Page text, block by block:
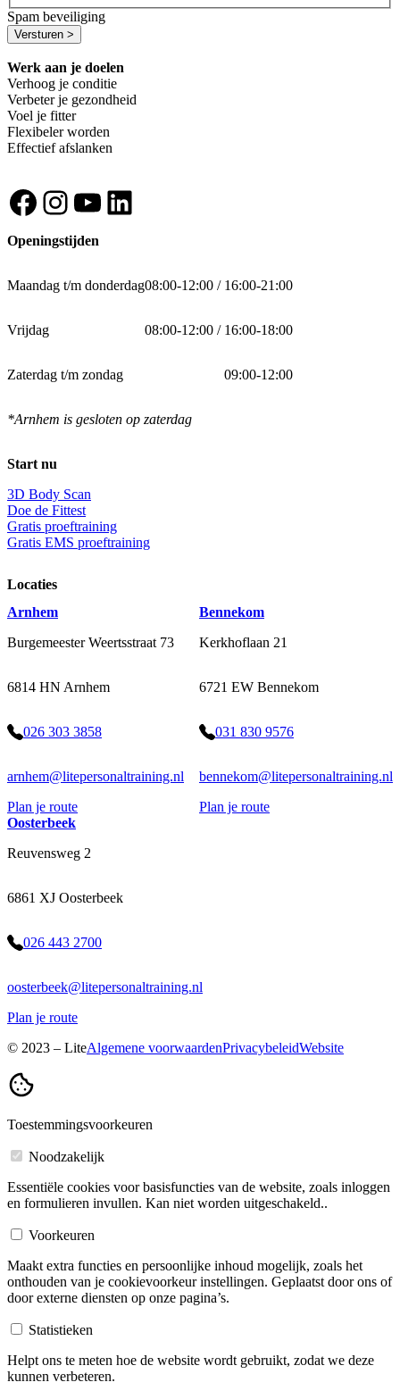
Spam beveiliging
Werk aan je doelen
Verhoog je conditie
Verbeter je gezondheid
Voel je fitter
Flexibeler worden
Effectief afslanken
Facebook
Instagram
YouTube
LinkedIn
Openingstijden
Maandag t/m donderdag08:00-12:00 / 16:00-21:00
Vrijdag 08:00-12:00 / 16:00-18:00
Zaterdag t/m zondag 09:00-12:00
*Arnhem is gesloten op zaterdag
Start nu
3D Body Scan
Doe de Fittest
Gratis proeftraining
Gratis EMS proeftraining
Locaties
Arnhem
Burgemeester Weertsstraat 73
6814 HN Arnhem
026 303 3858
arnhem@litepersonaltraining.nl
Plan je route
Bennekom
Kerkhoflaan 21
6721 EW Bennekom
031 830 9576
bennekom@litepersonaltraining.nl
Plan je route
Oosterbeek
Reuvensweg 2
6861 XJ Oosterbeek
026 443 2700
oosterbeek@litepersonaltraining.nl
Plan je route
© 2023 – LiteAlgemene voorwaardenPrivacybeleidWebsite
Toestemmingsvoorkeuren
Noodzakelijk
Essentiële cookies voor basisfuncties van de website, zoals inloggen
en formulieren invullen. Kan niet worden uitgeschakeld..
Voorkeuren
Maakt extra functies en persoonlijke inhoud mogelijk, zoals het
onthouden van je cookievoorkeur instellingen. Geplaatst door ons of
door externe diensten op onze pagina’s.
Statistieken
Helpt ons te meten hoe de website wordt gebruikt, zodat we deze
kunnen verbeteren.